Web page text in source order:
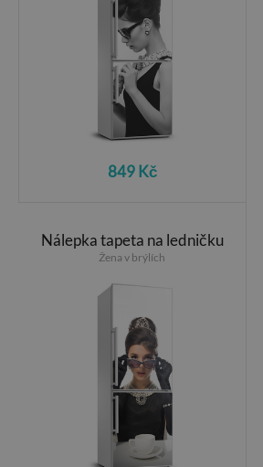
849 Kč
Nálepka tapeta na ledničku
Žena v brýlích